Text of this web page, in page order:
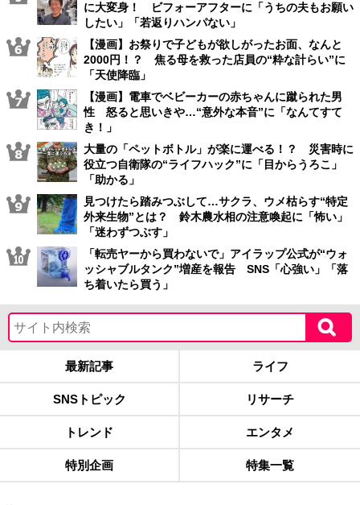
に大変身！ ビフォーアフターに「うちの夫もお願い
したい」「若返りハンパない」
【漫画】お祭りで子どもが欲しがったお面、なんと
2000円！？ 焦る母を救った店員の“粋な計らい”に
「天使降臨」
【漫画】電車でベビーカーの赤ちゃんに蹴られた男
性 怒ると思いきや…“意外な本音”に「なんてすて
き！」
大量の「ペットボトル」が楽に運べる！？ 災害時に
役立つ自衛隊の“ライフハック”に「目からうろこ」
「助かる」
見つけたら踏みつぶして…サクラ、ウメ枯らす“特定
外来生物”とは？ 鈴木農水相の注意喚起に「怖い」
「迷わずつぶす」
「転売ヤーから買わないで」アイラップ公式が“ウォ
ッシャブルタンク”増産を報告 SNS「心強い」「落
ち着いたら買う」
最新記事 ライフ
SNSトピック リサーチ
トレンド エンタメ
特別企画 特集一覧